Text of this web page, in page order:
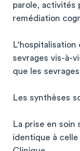
parole, activités
remédiation
L'hospitalisation
sevrages vis-à-
que les
Les synthèses
La prise en soin
identique à